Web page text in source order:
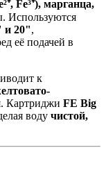
Fe³⁺), марганца,
Используются
и 20",
её подачей в
к
. Картриджи FE Big
воду чистой,